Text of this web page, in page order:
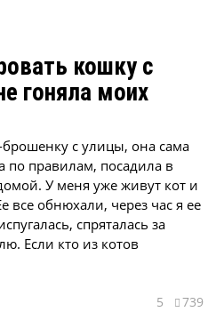
кошку с
гоняла моих
с улицы, она сама
по правилам, посадила в
У меня уже живут кот и
все обнюхали, через час я ее
спряталась за
Если кто из котов
5 739